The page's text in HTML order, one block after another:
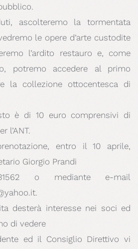
ascolteremo la tormentata
le opere d’arte custodite
l’ardito restauro e, come
potremo accedere al primo
la collezione ottocentesca di
è di 10 euro comprensivi di
l’ANT.
entro il 10 aprile,
Giorgio Prandi
o mediante e-mail
desterà interesse nei soci ed
di vedere
ed il Consiglio Direttivo vi